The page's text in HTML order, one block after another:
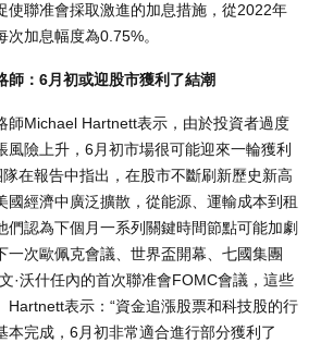
使聯准會採取激進的加息措施，從2022年
加息幅度為0.75%。
師：6月初或迎股市獲利了結潮
師Michael Hartnett表示，由於投資者過度
風險上升，6月初市場很可能迎來一輪獲利
在報告中指出，在股市不斷刷新歷史新高
國經濟中廣泛擴散，從能源、運輸成本到租
們認為下個月一系列關鍵時間節點可能加劇
一次歐佩克會議、世界盃開幕、七國集團
·沃什任內的首次聯准會FOMC會議，這些
Hartnett表示：“資金追漲股票和科技股的行
本完成，6月初非常適合進行部分獲利了